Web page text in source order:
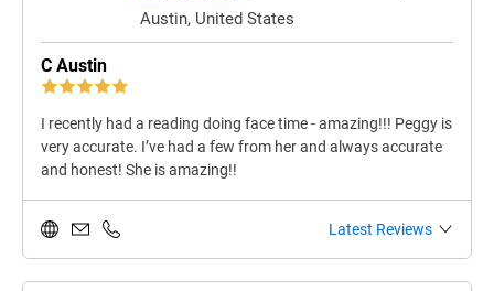
Austin, United States
C Austin
I recently had a reading doing face time - amazing!!! Peggy is
very accurate. I’ve had a few from her and always accurate
and honest! She is amazing!!
Latest Reviews